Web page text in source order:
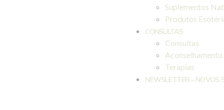
Suplementos
Produtos
CONSULTAS
Consultas
Terapias
NEWSLETTER – NOVOS